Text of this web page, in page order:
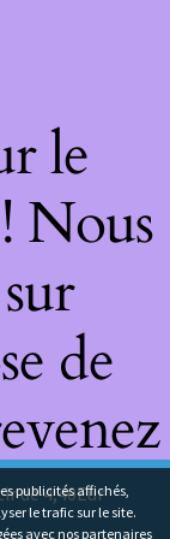
de 4,40Eur
le
Nous
de
publicités affichés,
le trafic sur le site.
avec nos partenaires